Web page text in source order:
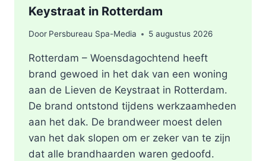
Keystraat in Rotterdam
Door Persbureau Spa-Media 5 augustus 2026
Rotterdam – Woensdagochtend heeft
brand gewoed in het dak van een woning
aan de Lieven de Keystraat in Rotterdam.
De brand ontstond tijdens werkzaamheden
aan het dak. De brandweer moest delen
van het dak slopen om er zeker van te zijn
dat alle brandhaarden waren gedoofd.